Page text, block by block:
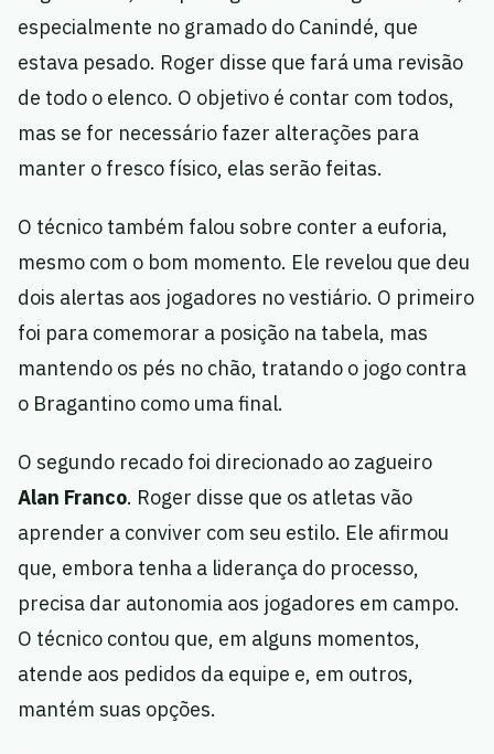
especialmente no gramado do Canindé, que
estava pesado. Roger disse que fará uma revisão
de todo o elenco. O objetivo é contar com todos,
mas se for necessário fazer alterações para
manter o fresco físico, elas serão feitas.
O técnico também falou sobre conter a euforia,
mesmo com o bom momento. Ele revelou que deu
dois alertas aos jogadores no vestiário. O primeiro
foi para comemorar a posição na tabela, mas
mantendo os pés no chão, tratando o jogo contra
o Bragantino como uma final.
O segundo recado foi direcionado ao zagueiro
Alan Franco. Roger disse que os atletas vão
aprender a conviver com seu estilo. Ele afirmou
que, embora tenha a liderança do processo,
precisa dar autonomia aos jogadores em campo.
O técnico contou que, em alguns momentos,
atende aos pedidos da equipe e, em outros,
mantém suas opções.